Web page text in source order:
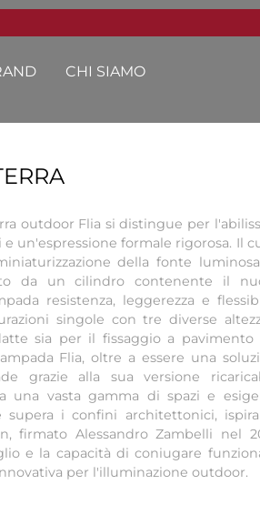
CHI SIAMO
outdoor Flia si distingue per
un'espressione formale rigorosa. Il
della fonte
da un cilindro contenente il
resistenza, leggerezza e
singole con tre diverse
sia per il fissaggio a pavimento
Flia, oltre a essere una
grazie alla sua versione
una vasta gamma di spazi e
supera i confini architettonici,
firmato Alessandro Zambelli nel
e la capacità di coniugare
per l'illuminazione outdoor.